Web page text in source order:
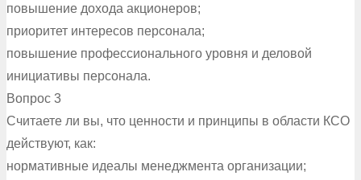
повышение дохода акционеров;
приоритет интересов персонала;
повышение профессионального уровня и деловой
инициативы персонала.
Вопрос 3
Считаете ли вы, что ценности и принципы в области КСО
действуют, как:
нормативные идеалы менеджмента организации;